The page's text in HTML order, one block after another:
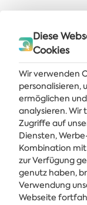
Holen Sie sich die
Diese
Cookies
Wir verwenden
personalisieren,
ermöglichen
analysieren. Wir
Zugriffe auf
Diensten,
Kombination
zur Verfügung
genutz haben,
Verwendung
Webseite